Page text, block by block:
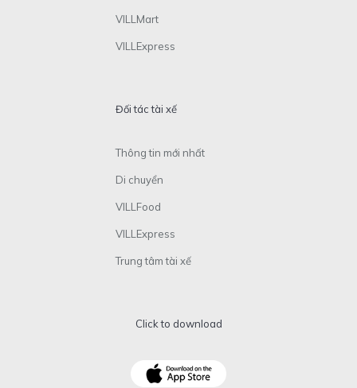
VILLMart
VILLExpress
Đối tác tài xế
Thông tin mới nhất
Di chuyển
VILLFood
VILLExpress
Trung tâm tài xế
Click to download